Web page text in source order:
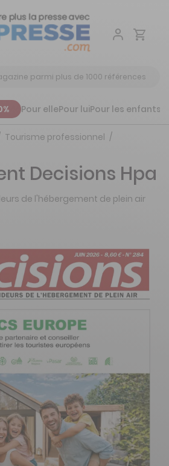
Aller
Pour ellePour luiPour les enfants
Tourisme professionnel
Decisions Hpa
de l'hébergement de plein air